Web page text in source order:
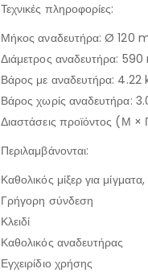
Τεχνικές πληροφορίες:
Μήκος αναδευτήρα: Ø 120
Διάμετρος αναδευτήρα:
Βάρος με αναδευτήρα: 4.22
Βάρος χωρίς αναδευτήρα:
Διαστάσεις προϊόντος (Μ
Περιλαμβάνονται:
Καθολικός μίξερ για
Γρήγορη σύνδεση
Κλειδί
Καθολικός αναδευτήρας
Εγχειρίδιο χρήσης